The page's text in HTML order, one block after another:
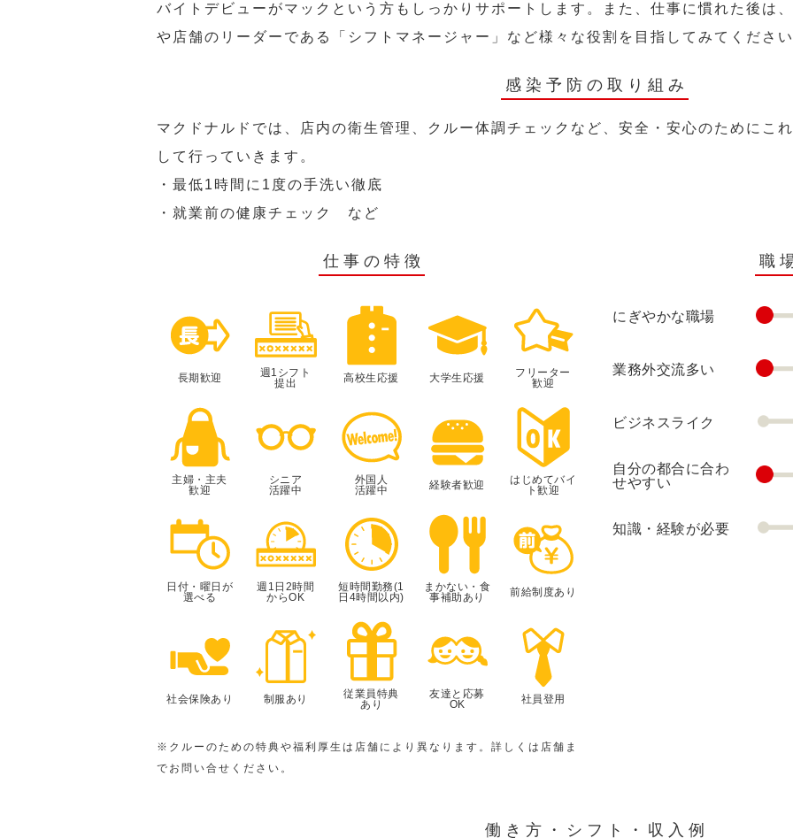
バイトデビューがマックという方もしっかりサポートします。また、仕事に慣れた後は
や店舗のリーダーである「シフトマネージャー」など様々な役割を目指してみてくださ
感染予防の取り組み
マクドナルドでは、店内の衛生管理、クルー体調チェックなど、安全・安心のためにこ
して行っていきます。
・最低1時間に1度の手洗い徹底
・就業前の健康チェック など
仕事の特徴
長期歓迎
週1シフト
提出
高校生応援 大学生応援
フリーター
歓迎
主婦・主夫
歓迎
シニア
活躍中
外国人
活躍中
経験者歓迎
はじめてバイ
ト歓迎
日付・曜日が
選べる
週1日2時間
からOK
短時間勤務(1
日4時間以内)
まかない・食
事補助あり
前給制度あり
社会保険あり 制服あり
従業員特典
あり
友達と応募
OK
社員登用
※クルーのための特典や福利厚生は店舗により異なります。詳しくは店舗ま
でお問い合せください。
職
にぎやかな職場
業務外交流多い
ビジネスライク
自分の都合に合わ
せやすい
知識・経験が必要
働き方・シフト・収入例